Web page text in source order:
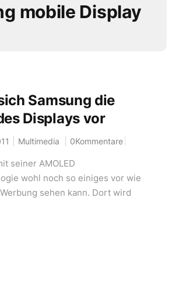
mobile Display
Samsung die
Displays vor
Multimedia 0Kommentare
seiner AMOLED
wohl noch so einiges vor wie
sehen kann. Dort wird